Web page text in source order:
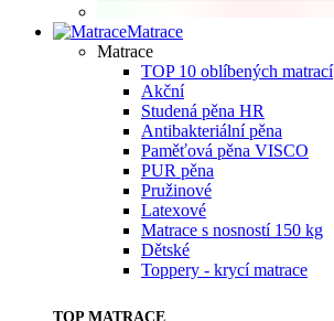
Matrace
Matrace
TOP 10 oblíbených matrací
Akční
Studená pěna HR
Antibakteriální pěna
Paměťová pěna VISCO
PUR pěna
Pružinové
Latexové
Matrace s nosností 150 kg
Dětské
Toppery - krycí matrace
TOP MATRACE